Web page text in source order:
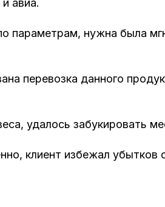
авиа.
параметрам, нужна была
перевозка данного
удалось забукировать
клиент избежал убытков